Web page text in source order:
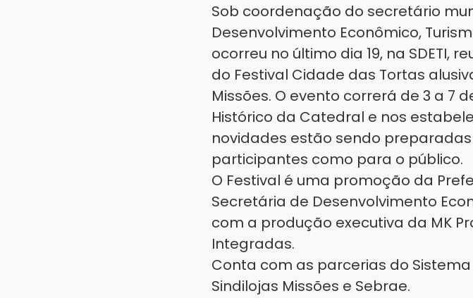
Sob coordenação do secretário
Desenvolvimento Econômico,
ocorreu no último dia 19, na SDETI,
do Festival Cidade das Tortas
Missões. O evento correrá de 3 a 7
Histórico da Catedral e nos
novidades estão sendo
participantes como para o público.
O Festival é uma promoção da
Secretária de Desenvolvimento
com a produção executiva da MK
Integradas.
Conta com as parcerias do
Sindilojas Missões e Sebrae.